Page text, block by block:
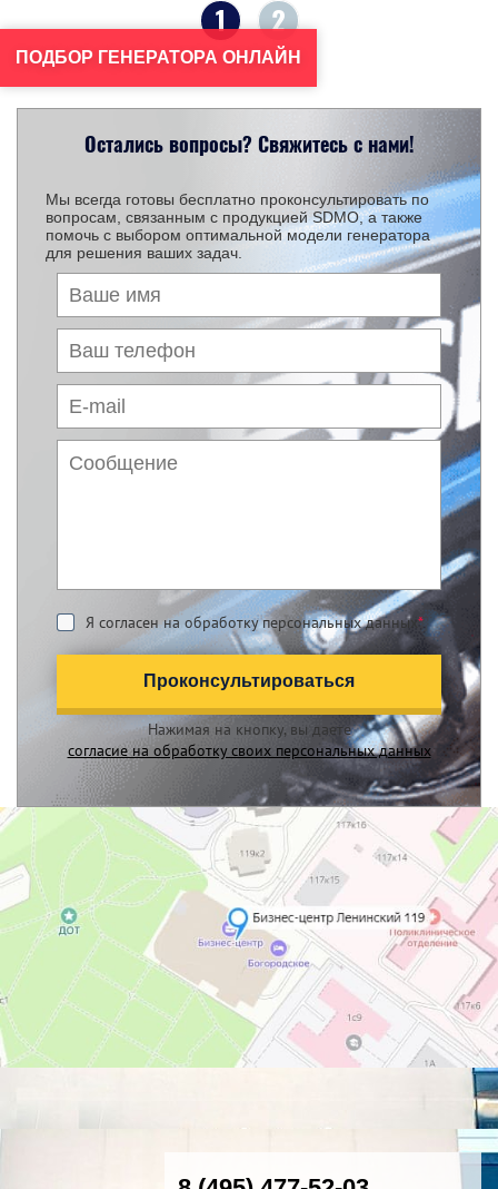
1 2
Остались вопросы? Свяжитесь с нами!
Мы всегда готовы бесплатно проконсультировать по
вопросам, связанным с продукцией SDMO, а также
помочь с выбором оптимальной модели генератора
для решения ваших задач.
Я согласен на обработку персональных данных *
Проконсультироваться
Нажимая на кнопку, вы даете
согласие на обработку своих персональных данных
ПОДБОР ГЕНЕРАТОРА ОНЛАЙН